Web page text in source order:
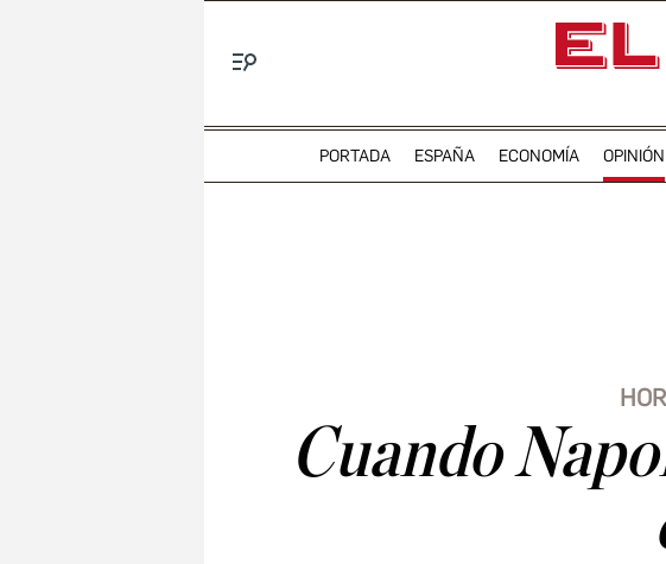
PORTADA ESPAÑA ECONOMÍA OPINIÓN
Cuando